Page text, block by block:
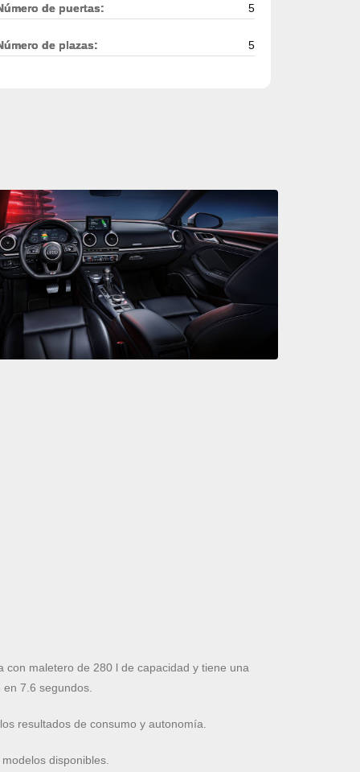
de puertas: 5
de plazas: 5
maletero de 280 l de capacidad y tiene una
7.6 segundos.
resultados de consumo y autonomía.
disponibles.